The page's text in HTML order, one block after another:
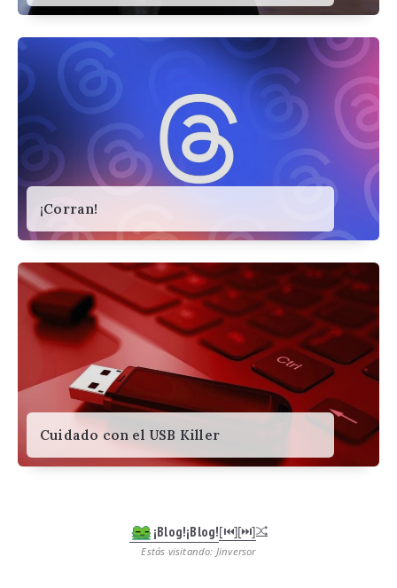
¡Corran!
Cuidado con el USB Killer
¡Blog!¡Blog![⏮︎][⏭︎]
Estás visitando: Jinversor